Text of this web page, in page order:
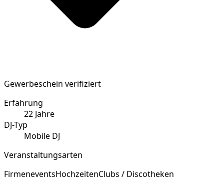
Gewerbeschein verifiziert
Erfahrung
22 Jahre
DJ-Typ
Mobile DJ
Veranstaltungsarten
FirmeneventsHochzeitenClubs / Discotheken